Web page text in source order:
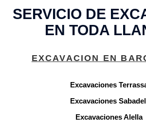
SERVICIO DE
EN TODA
EXCAVACION EN
Excavaciones
Excavaciones
Excavaciones Alella